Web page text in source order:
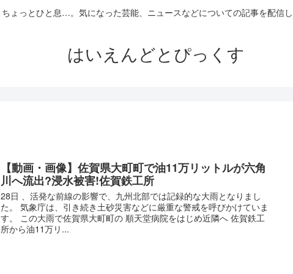
ちょっとひと息…。気になった芸能、ニュースなどについての記事を配信
はいえんどとぴっくす
【動画・画像】佐賀県大町町で油11万リットルが六角
川へ流出?浸水被害!佐賀鉄工所
28日 、活発な前線の影響で、九州北部では記録的な大雨となりまし
た。 気象庁は、引き続き土砂災害などに厳重な警戒を呼びかけていま
す。 この大雨で佐賀県大町町の 順天堂病院をはじめ近隣へ 佐賀鉄工
所から油11万リ...